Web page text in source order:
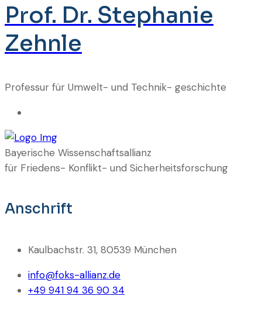
Prof. Dr. Stephanie
Zehnle
Professur für Umwelt- und Technik- geschichte
Bayerische Wissenschaftsallianz
für Friedens- Konflikt- und Sicherheitsforschung
Anschrift
Kaulbachstr. 31, 80539 München
info@foks-allianz.de
+49 941 94 36 90 34